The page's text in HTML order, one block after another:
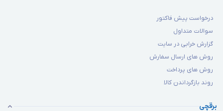
درخواست پیش فاکتور
سوالات متداول
گزارش خرابی در سایت
روش های ارسال سفارش
روش های پرداخت
روند بازگرداندن کالا
برقچی